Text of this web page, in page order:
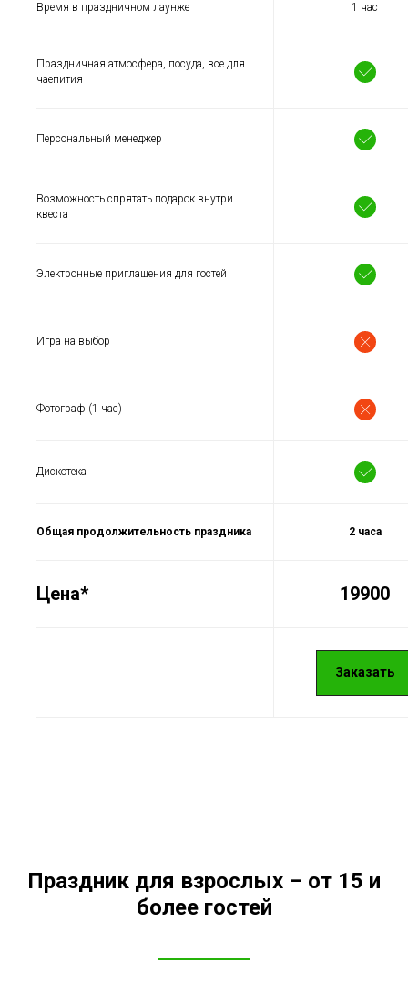
Время в праздничном лаунже 1 час
Праздничная атмосфера, посуда, все для
чаепития
Персональный менеджер
Возможность спрятать подарок внутри
квеста
Электронные приглашения для гостей
Игра на выбор
Фотограф (1 час)
Дискотека
Общая продолжительность праздника 2 часа
Цена* 19900
Заказать
Праздник для взрослых – от 15 и
более гостей